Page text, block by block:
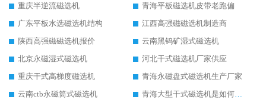
重庆半逆流磁选机
青海平板磁选机皮带老跑偏
广东平板水选磁选机结构
江西高强磁磁选机制造商
陕西高强磁磁选机报价
云南黑钨矿湿式磁选机
北京永磁湿式磁选机
河北干式磁选机厂家供应
重庆干式高梯度磁选机
青海永磁盘式磁选机生产厂家
云南ctb永磁筒式磁选机
青海大型干式磁选机是如何选矿的